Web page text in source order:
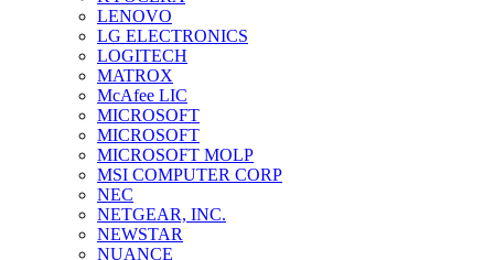
LENOVO
LG ELECTRONICS
LOGITECH
MATROX
McAfee LIC
MICROSOFT
MICROSOFT
MICROSOFT MOLP
MSI COMPUTER CORP
NEC
NETGEAR, INC.
NEWSTAR
NUANCE